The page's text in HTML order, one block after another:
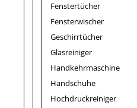
Fenstertücher
Fensterwischer
Geschirrtücher
Glasreiniger
Handkehrmaschine
Handschuhe
Hochdruckreiniger